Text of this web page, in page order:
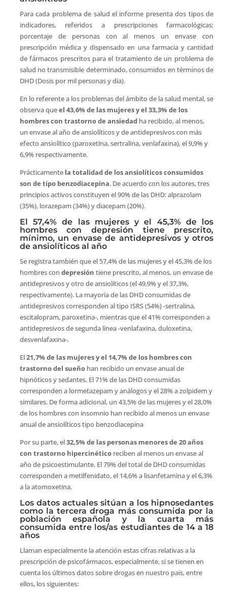
Para cada problema de salud el informe presenta dos tipos de
indicadores, referidos a prescripciones farmacológicas:
porcentaje de personas con al menos un envase con
prescripción médica y dispensado en una farmacia y cantidad
de fármacos prescritos para el tratamiento de un problema de
salud no transmisible determinado, consumidos en términos de
DHD (Dosis por mil personas y día).
En lo referente a los problemas del ámbito de la salud mental, se
observa queel 43,6% de las mujeres y el 33,3% de los
hombres con trastorno de ansiedadha recibido, al menos,
un envase al año de ansiolíticos y de antidepresivos con más
efecto ansiolítico (paroxetina, sertralina, venlafaxina), el 9,9% y
6,9% respectivamente.
Prácticamente la totalidad de los ansiolíticos consumidos
son de tipo benzodiacepina. De acuerdo con los autores, tres
principios activos constituyen el 90% de las DHD: alprazolam
(35%), lorazepam (34%) y diacepam (20%).
El 57,4% de las mujeres y el 45,3% de los
hombres con depresión tiene prescrito,
mínimo, un envase de antidepresivos y otros
de ansiolíticos al año
Se registra también que el 57,4% de las mujeres y el 45,3% de los
hombres con depresión tiene prescrito, al menos, un envase de
antidepresivos y otro de ansiolíticos (el 49,9% y el 37,3%,
respectivamente). La mayoría de las DHD consumidas de
antidepresivos corresponden al tipo ISRS (54%) -sertralina,
escitalopram, paroxetina-, mientras que el 41% corresponden a
antidepresivos de segunda línea -venlafaxina, duloxetina,
desvenlafaxina-.
El21,7% de las mujeres y el 14,7% de los hombres con
trastorno del sueñohan recibido un envase anual de
hipnóticos y sedantes. El 71% de las DHD consumidas
corresponden a lormetazepam y análogos y el 28% a zolpidem y
similares. De forma adicional, un 43,5% de las mujeres y el 28,0%
de los hombres con insomnio han recibido al menos un envase
anual de ansiolíticos tipo benzodiacepina
Por su parte, el32,5% de las personas menores de 20 años
con trastorno hipercinéticoreciben al menos un envase al
año de psicoestimulante. El 79% del total de DHD consumidas
corresponden a metilfenidato, el 14,6% a lisanfetamina y el 6,3%
a la atomoxetina.
Los datos actuales sitúan a los hipnosedantes
como la tercera droga más consumida por la
población española y la cuarta más
consumida entre los/as estudiantes de 14 a 18
años
Llaman especialmente la atención estas cifras relativas a la
prescripción de psicofármacos, especialmente, si se tienen en
cuenta los últimos datos sobre drogas en nuestro país, entre
ellos, los siguientes: